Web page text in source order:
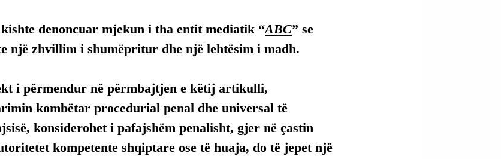
denoncuar mjekun i tha entit mediatik “ABC” se
një zhvillim i shumëpritur dhe një lehtësim i madh.
i përmendur në përmbajtjen e këtij artikulli,
kombëtar procedurial penal dhe universal të
konsiderohet i pafajshëm penalisht, gjer në çastin
kompetente shqiptare ose të huaja, do të jepet një